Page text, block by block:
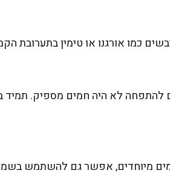
כמו אורגנו או טימין בתערובת
להתפחה לא היה חמים מספיק.
מיוחדים, אפשר גם להשתמש